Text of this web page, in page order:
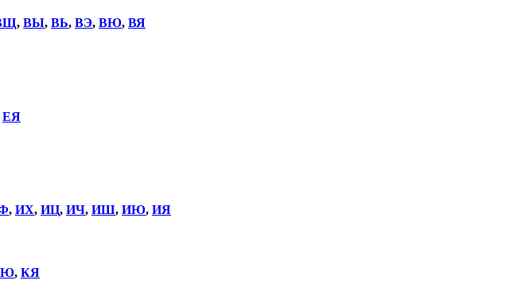
, ВЫ, ВЬ, ВЭ, ВЮ, ВЯ
ЕЯ
, ИХ, ИЦ, ИЧ, ИШ, ИЮ, ИЯ
, КЯ